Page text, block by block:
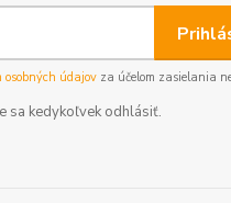
osobných údajovza účelom zasielania
sa kedykoľvek odhlásiť.